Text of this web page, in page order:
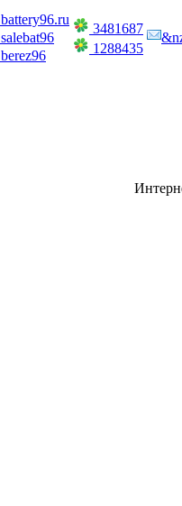
battery96.ru
salebat96
berez96
3481687
1288435